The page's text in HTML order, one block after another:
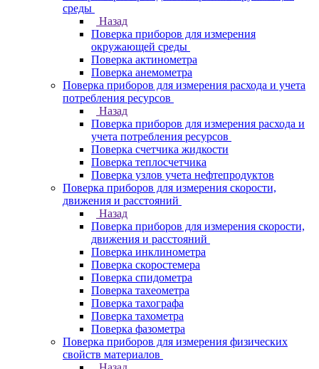
среды
Назад
Поверка приборов для измерения
окружающей среды
Поверка актинометра
Поверка анемометра
Поверка приборов для измерения расхода и учета
потребления ресурсов
Назад
Поверка приборов для измерения расхода и
учета потребления ресурсов
Поверка счетчика жидкости
Поверка теплосчетчика
Поверка узлов учета нефтепродуктов
Поверка приборов для измерения скорости,
движения и расстояний
Назад
Поверка приборов для измерения скорости,
движения и расстояний
Поверка инклинометра
Поверка скоростемера
Поверка спидометра
Поверка тахеометра
Поверка тахографа
Поверка тахометра
Поверка фазометра
Поверка приборов для измерения физических
свойств материалов